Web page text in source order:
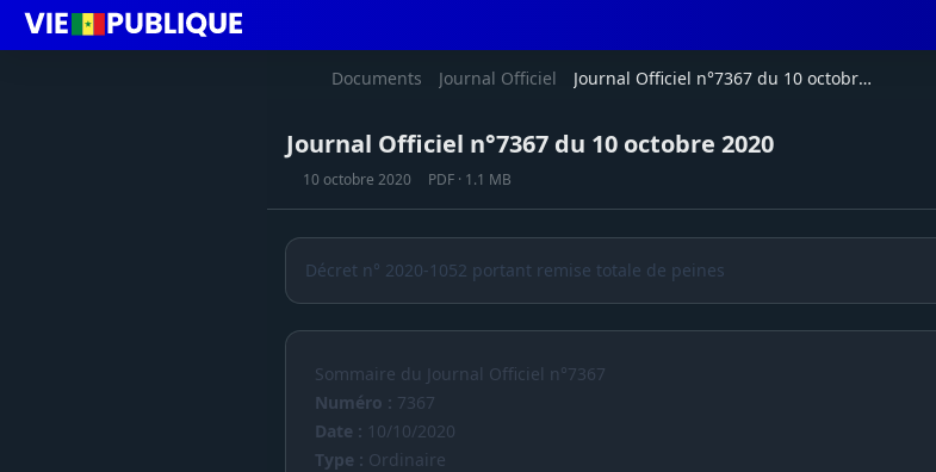
Documents Journal Officiel Journal Officiel n°7367 du 10 octobre 2020
Journal Officiel n°7367 du 10 octobre 2020
10 octobre 2020 PDF · 1.1 MB
Décret n° 2020-1052 portant remise totale de peines
Sommaire du Journal Officiel n°7367
Numéro : 7367
Date : 10/10/2020
Type : Ordinaire